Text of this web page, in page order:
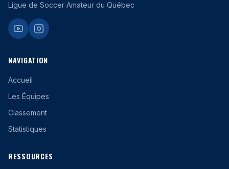
Ligue de Soccer Amateur du Québec
NAVIGATION
Accueil
Les Équipes
Classement
Statistiques
RESSOURCES